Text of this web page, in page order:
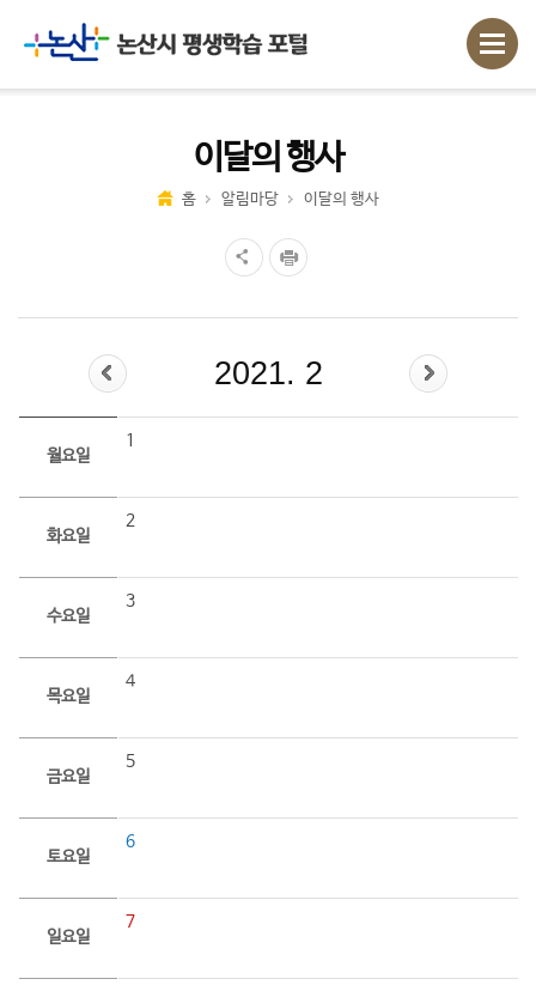
이달의 행사
홈 알림마당 이달의 행사
2021. 2
월요일
1
화요일
2
수요일
3
목요일
4
금요일
5
토요일
6
일요일
7